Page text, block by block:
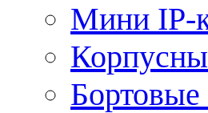
Мини IP-